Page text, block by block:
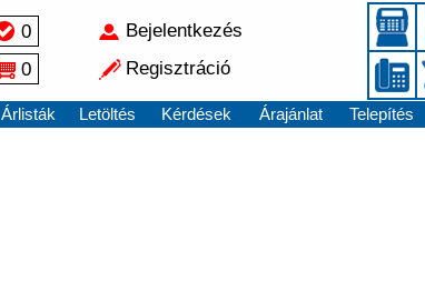
0
0
Bejelentkezés
Regisztráció
Árlisták Letöltés Kérdések Árajánlat Telepítés